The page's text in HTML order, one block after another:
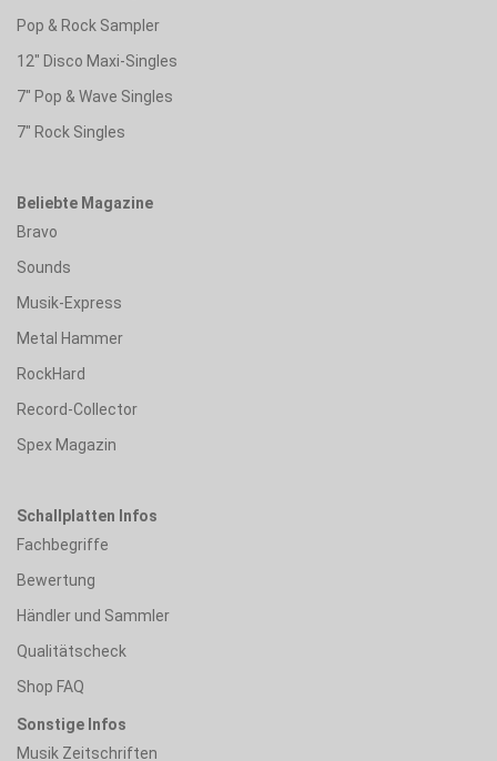
Pop & Rock Sampler
12" Disco Maxi-Singles
7" Pop & Wave Singles
7" Rock Singles
Beliebte Magazine
Bravo
Sounds
Musik-Express
Metal Hammer
RockHard
Record-Collector
Spex Magazin
Schallplatten Infos
Fachbegriffe
Bewertung
Händler und Sammler
Qualitätscheck
Shop FAQ
Sonstige Infos
Musik Zeitschriften